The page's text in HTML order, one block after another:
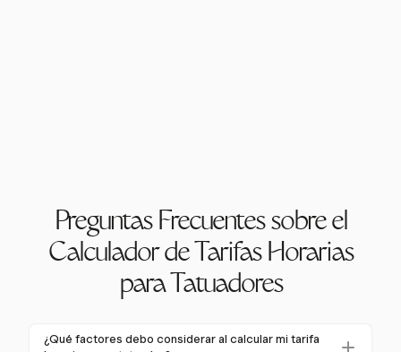
Preguntas Frecuentes sobre el
Calculador de Tarifas Horarias
para Tatuadores
¿Qué factores debo considerar al calcular mi tarifa